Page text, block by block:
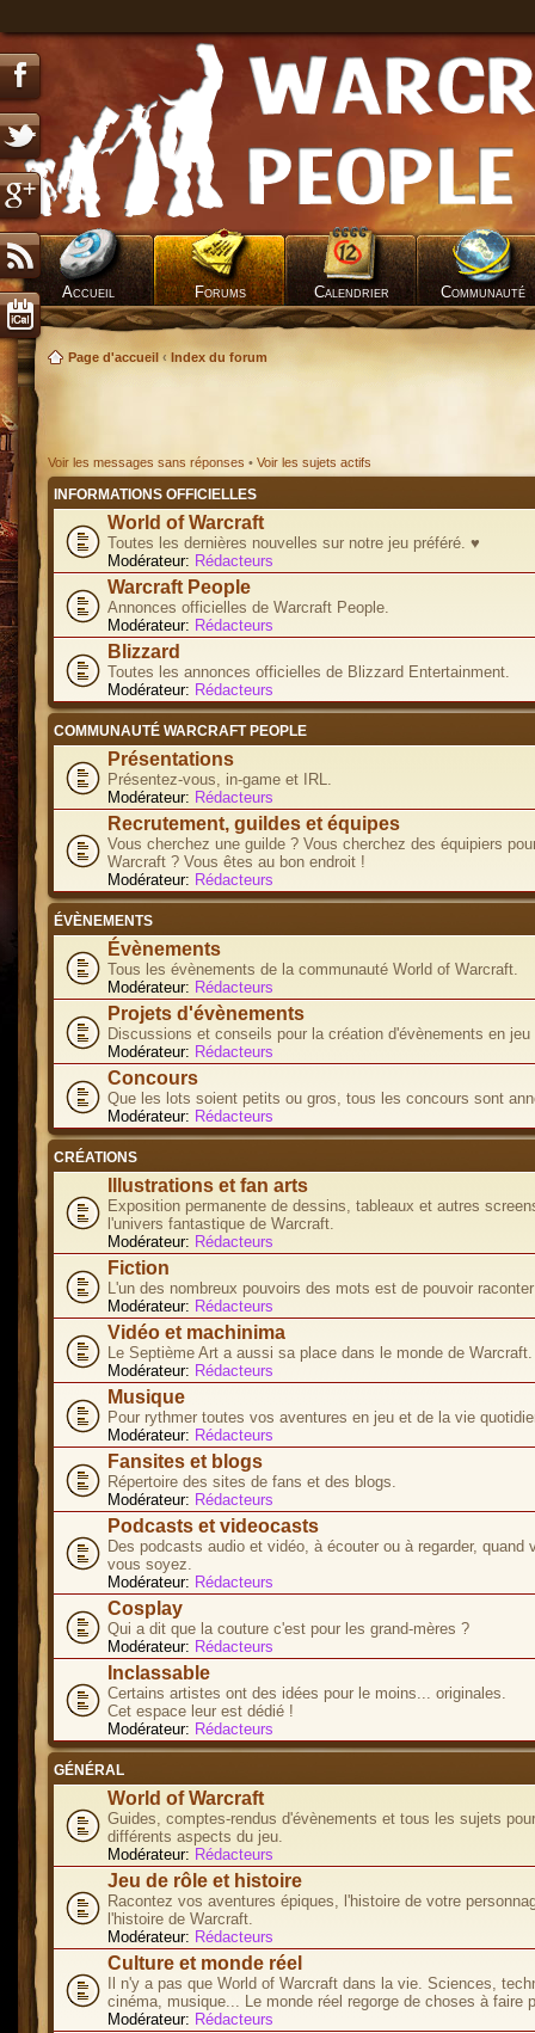
Accueil Forums Calendrier Communauté
Page d'accueil ‹ Index du forum
Voir les messages sans réponses • Voir les sujets actifs
INFORMATIONS OFFICIELLES
World of Warcraft
Toutes les dernières nouvelles sur notre jeu préféré. ♥
Modérateur: Rédacteurs
Warcraft People
Annonces officielles de Warcraft People.
Modérateur: Rédacteurs
Blizzard
Toutes les annonces officielles de Blizzard Entertainment.
Modérateur: Rédacteurs
COMMUNAUTÉ WARCRAFT PEOPLE
Présentations
Présentez-vous, in-game et IRL.
Modérateur: Rédacteurs
Recrutement, guildes et équipes
Vous cherchez une guilde ? Vous cherchez des équipiers
Warcraft ? Vous êtes au bon endroit !
Modérateur: Rédacteurs
ÉVÈNEMENTS
Évènements
Tous les évènements de la communauté World of Warcraft.
Modérateur: Rédacteurs
Projets d'évènements
Discussions et conseils pour la création d'évènements en jeu
Modérateur: Rédacteurs
Concours
Que les lots soient petits ou gros, tous les concours sont
Modérateur: Rédacteurs
CRÉATIONS
Illustrations et fan arts
Exposition permanente de dessins, tableaux et autres
l'univers fantastique de Warcraft.
Modérateur: Rédacteurs
Fiction
L'un des nombreux pouvoirs des mots est de pouvoir
Modérateur: Rédacteurs
Vidéo et machinima
Le Septième Art a aussi sa place dans le monde de Warcraft.
Modérateur: Rédacteurs
Musique
Pour rythmer toutes vos aventures en jeu et de la vie
Modérateur: Rédacteurs
Fansites et blogs
Répertoire des sites de fans et des blogs.
Modérateur: Rédacteurs
Podcasts et videocasts
Des podcasts audio et vidéo, à écouter ou à regarder, quand
vous soyez.
Modérateur: Rédacteurs
Cosplay
Qui a dit que la couture c'est pour les grand-mères ?
Modérateur: Rédacteurs
Inclassable
Certains artistes ont des idées pour le moins... originales.
Cet espace leur est dédié !
Modérateur: Rédacteurs
GÉNÉRAL
World of Warcraft
Guides, comptes-rendus d'évènements et tous les sujets
différents aspects du jeu.
Modérateur: Rédacteurs
Jeu de rôle et histoire
Racontez vos aventures épiques, l'histoire de votre
l'histoire de Warcraft.
Modérateur: Rédacteurs
Culture et monde réel
Il n'y a pas que World of Warcraft dans la vie. Sciences,
cinéma, musique... Le monde réel regorge de choses à faire
Modérateur: Rédacteurs